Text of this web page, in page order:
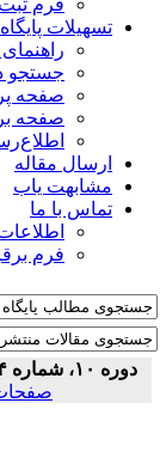
فرم ثبت
تسهیلات پایگاه
راهنمای
جستجو در
صفحه
صفحه
ارسال مقاله
مشابهت یاب
تماس با ما
اطلاعات
فرم
دوره ۱۰، شماره ۴ - ( زمستان ۱۳۸۷ )
صفحات ۱۳-۱